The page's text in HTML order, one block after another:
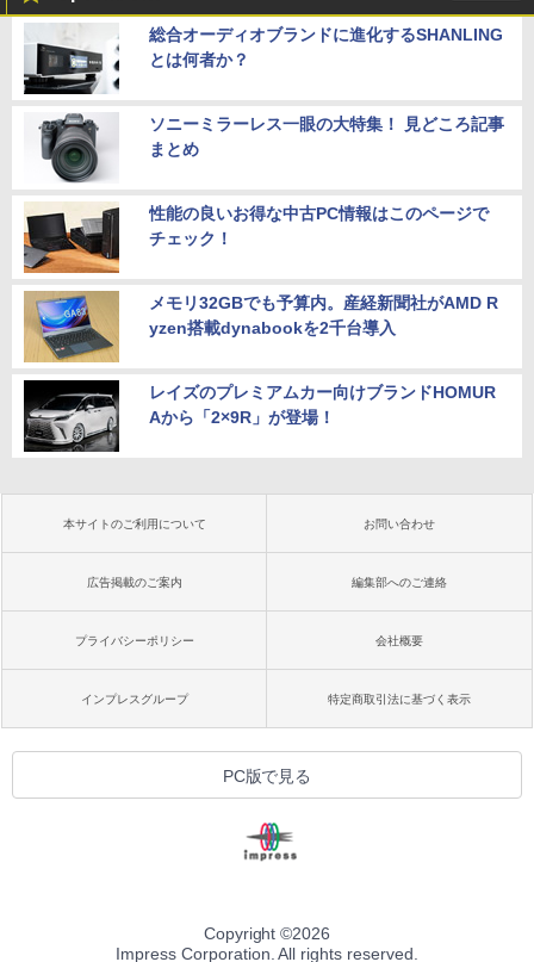
総合オーディオブランドに進化するSHANLING
とは何者か？
ソニーミラーレス一眼の大特集！ 見どころ記事
まとめ
性能の良いお得な中古PC情報はこのページで
チェック！
メモリ32GBでも予算内。産経新聞社がAMD R
yzen搭載dynabookを2千台導入
レイズのプレミアムカー向けブランドHOMUR
Aから「2×9R」が登場！
本サイトのご利用について お問い合わせ
広告掲載のご案内 編集部へのご連絡
プライバシーポリシー 会社概要
インプレスグループ 特定商取引法に基づく表示
PC版で見る
Copyright ©2026
Impress Corporation. All rights reserved.